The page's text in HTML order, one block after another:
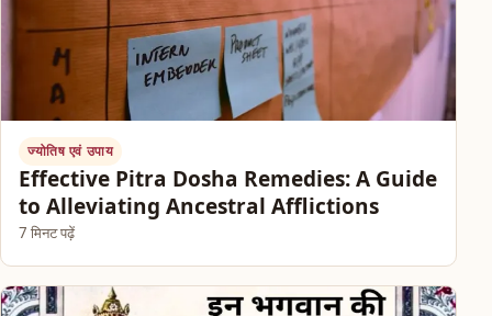
ज्योतिष एवं उपाय
Effective Pitra Dosha Remedies: A Guide
to Alleviating Ancestral Afflictions
7 मिनट पढ़ें